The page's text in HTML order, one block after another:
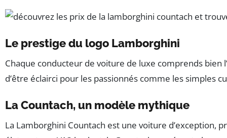
Le prestige du logo Lamborghini
Chaque conducteur de voiture de luxe comprends bien
d’être éclairci pour les passionnés comme les simples
La Countach, un modèle mythique
La Lamborghini Countach est une voiture d’exception,